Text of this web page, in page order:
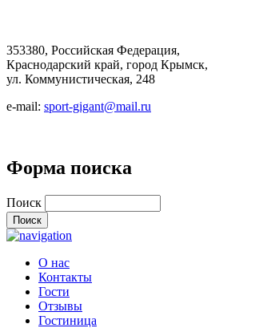
353380, Российская Федерация,
Краснодарский край, город Крымск,
ул. Коммунистическая, 248
e-mail: sport-gigant@mail.ru
Форма поиска
Поиск
О нас
Контакты
Гости
Отзывы
Гостиница